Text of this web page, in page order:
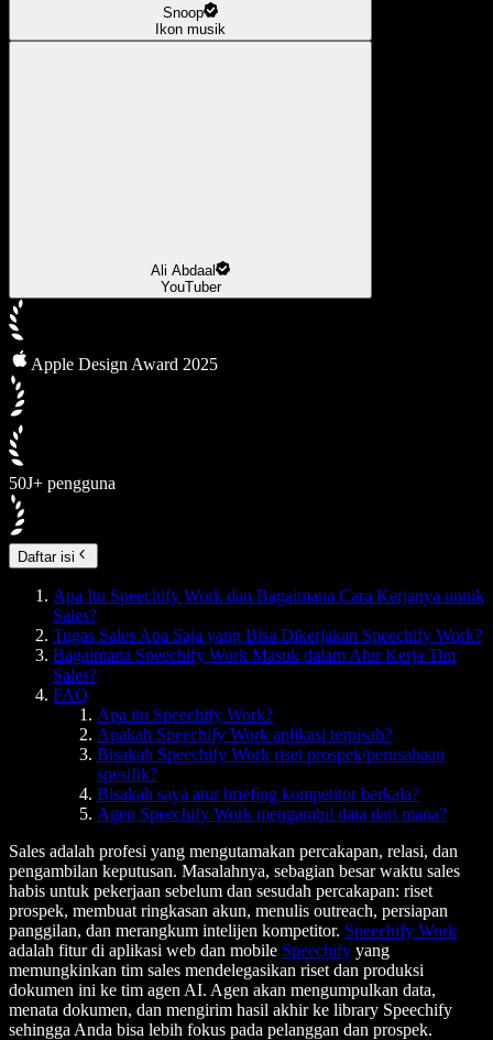
Snoop
Ikon musik
Ali Abdaal
YouTuber
Apple Design Award 2025
50J+ pengguna
Daftar isi
Apa Itu Speechify Work dan Bagaimana Cara Kerjanya untuk
Sales?
Tugas Sales Apa Saja yang Bisa Dikerjakan Speechify Work?
Bagaimana Speechify Work Masuk dalam Alur Kerja Tim
Sales?
FAQ
Apa itu Speechify Work?
Apakah Speechify Work aplikasi terpisah?
Bisakah Speechify Work riset prospek/perusahaan
spesifik?
Bisakah saya atur briefing kompetitor berkala?
Agen Speechify Work mengambil data dari mana?
Sales adalah profesi yang mengutamakan percakapan, relasi, dan
pengambilan keputusan. Masalahnya, sebagian besar waktu sales
habis untuk pekerjaan sebelum dan sesudah percakapan: riset
prospek, membuat ringkasan akun, menulis outreach, persiapan
panggilan, dan merangkum intelijen kompetitor. Speechify Work
adalah fitur di aplikasi web dan mobile Speechify yang
memungkinkan tim sales mendelegasikan riset dan produksi
dokumen ini ke tim agen AI. Agen akan mengumpulkan data,
menata dokumen, dan mengirim hasil akhir ke library Speechify
sehingga Anda bisa lebih fokus pada pelanggan dan prospek.